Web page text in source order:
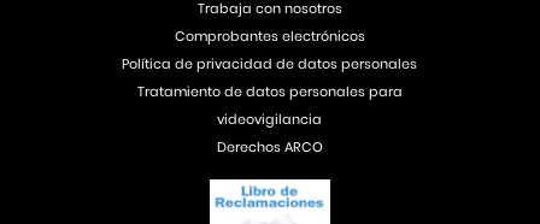
Trabaja con nosotros
Comprobantes electrónicos
Política de privacidad de datos personales
Tratamiento de datos personales para
videovigilancia
Derechos ARCO